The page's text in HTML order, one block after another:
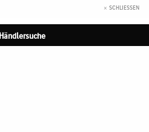
× SCHLIESSEN
Händlersuche